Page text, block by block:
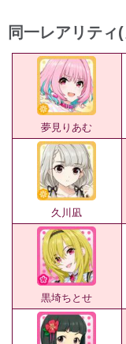
同一レアリティ
夢見りあむ
久川凪
黒埼ちとせ